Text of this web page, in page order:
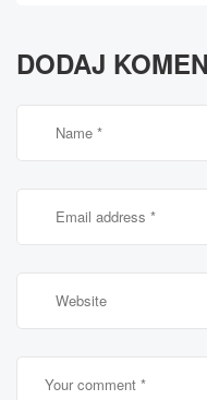
DODAJ